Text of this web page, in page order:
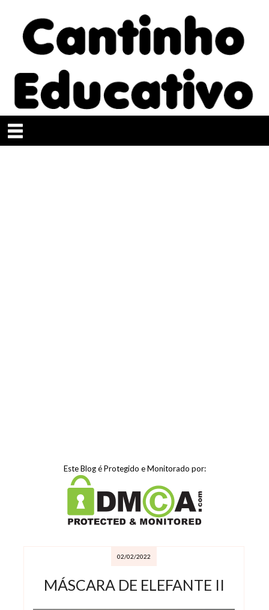
Este Blog é Protegido e Monitorado por:
02/02/2022
MÁSCARA DE ELEFANTE II